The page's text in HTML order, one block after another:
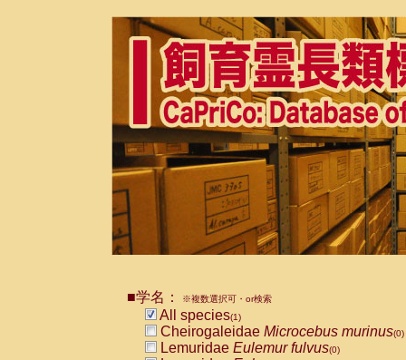
■学名： ※複数選択可・or検索
All species(1)
Cheirogaleidae Microcebus murinus(0)
Lemuridae Eulemur fulvus(0)